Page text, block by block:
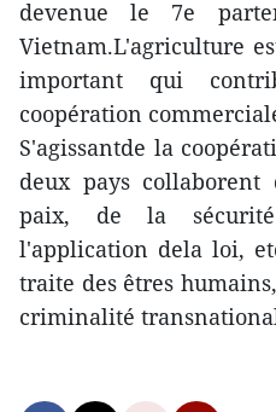
devenue le 7e
Vietnam.L'agriculture
important qui
coopération
S'agissantde la
deux pays
paix, de la
l'application dela loi,
traite des êtres
criminalité